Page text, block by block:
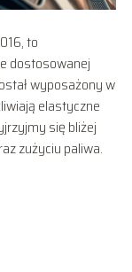
to
dostosowanej
wyposażony w
elastyczne
się bliżej
zużyciu paliwa.